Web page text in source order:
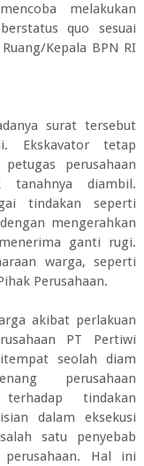
melakukan
quo sesuai
Kepala BPN RI
surat tersebut
Ekskavator tetap
perusahaan
tanahnya diambil.
tindakan seperti
mengerahkan
ganti rugi.
warga, seperti
Perusahaan.
akibat perlakuan
PT Pertiwi
seolah diam
perusahaan
tindakan
dalam eksekusi
satu penyebab
Hal ini